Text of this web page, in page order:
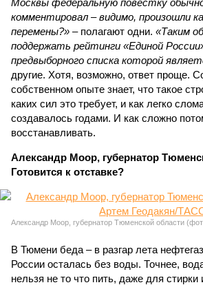
Москвы федеральную повестку
комментировал – видимо, произошли
перемены?» – полагают одни. «Таким
поддержать рейтинги «Единой
предвыборного списка которой
другие. Хотя, возможно, ответ проще.
собственном опыте знает, что такое
каких сил это требует, и как легко
создавалось годами. И как сложно
восстанавливать.
Александр Моор, губернатор
Готовится к отставке?
Александр Моор, губернатор Тюменской области
В Тюмени беда – в разгар лета
России осталась без воды. Точнее,
нельзя не то что пить, даже для стирки